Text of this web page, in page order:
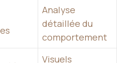
Analyse
détaillée du
comportement
Visuels